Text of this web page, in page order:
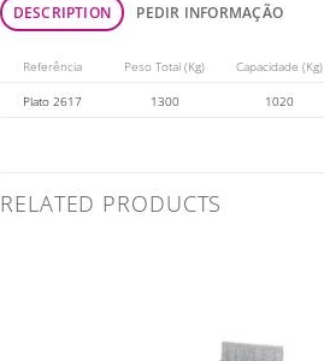
DESCRIPTION PEDIR INFORMAÇÃO
Referência Peso Total (Kg) Capacidade (Kg)
Plato 2617 1300 1020
RELATED PRODUCTS